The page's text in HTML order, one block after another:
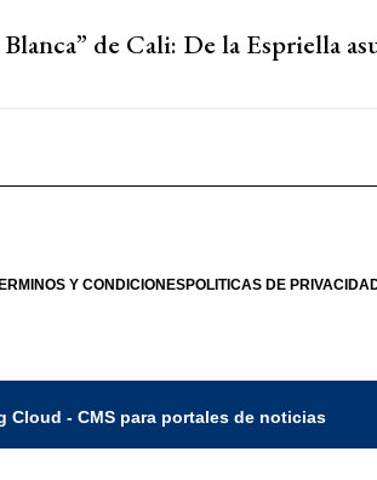
Blanca” de Cali: De la Espriella
Y CONDICIONESPOLITICAS DE
Cloud - CMS para portales de noticias